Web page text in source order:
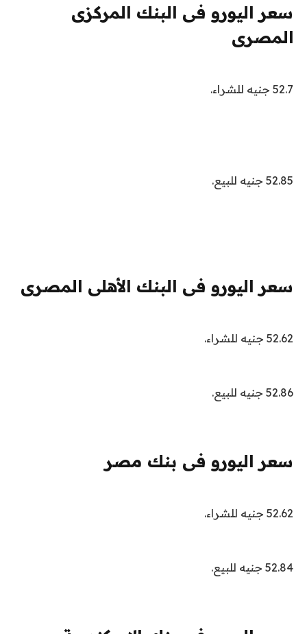
سعر اليورو فى البنك المركزى
المصرى
52.7 جنيه للشراء.
52.85 جنيه للبيع.
سعر اليورو فى البنك الأهلى المصرى
52.62 جنيه للشراء.
52.86 جنيه للبيع.
سعر اليورو فى بنك مصر
52.62 جنيه للشراء.
52.84 جنيه للبيع.